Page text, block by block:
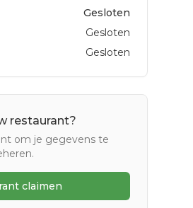
Gesloten
Gesloten
Gesloten
restaurant?
om je gegevens te
claimen